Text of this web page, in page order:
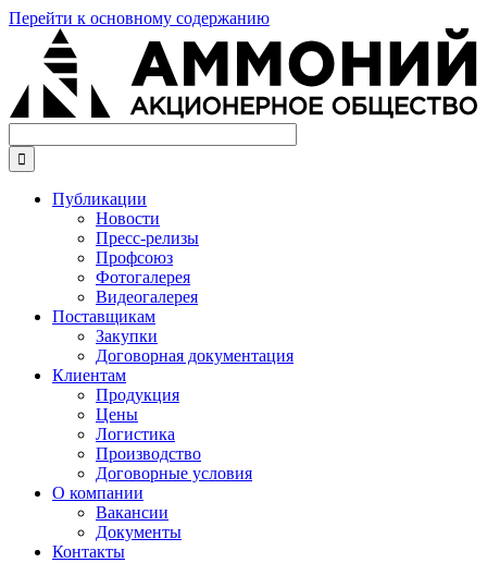
Перейти к основному содержанию

Публикации
Новости
Пресс-релизы
Профсоюз
Фотогалерея
Видеогалерея
Поставщикам
Закупки
Договорная документация
Клиентам
Продукция
Цены
Логистика
Производство
Договорные условия
О компании
Вакансии
Документы
Контакты